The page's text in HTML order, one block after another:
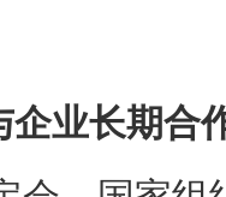
企业长期合